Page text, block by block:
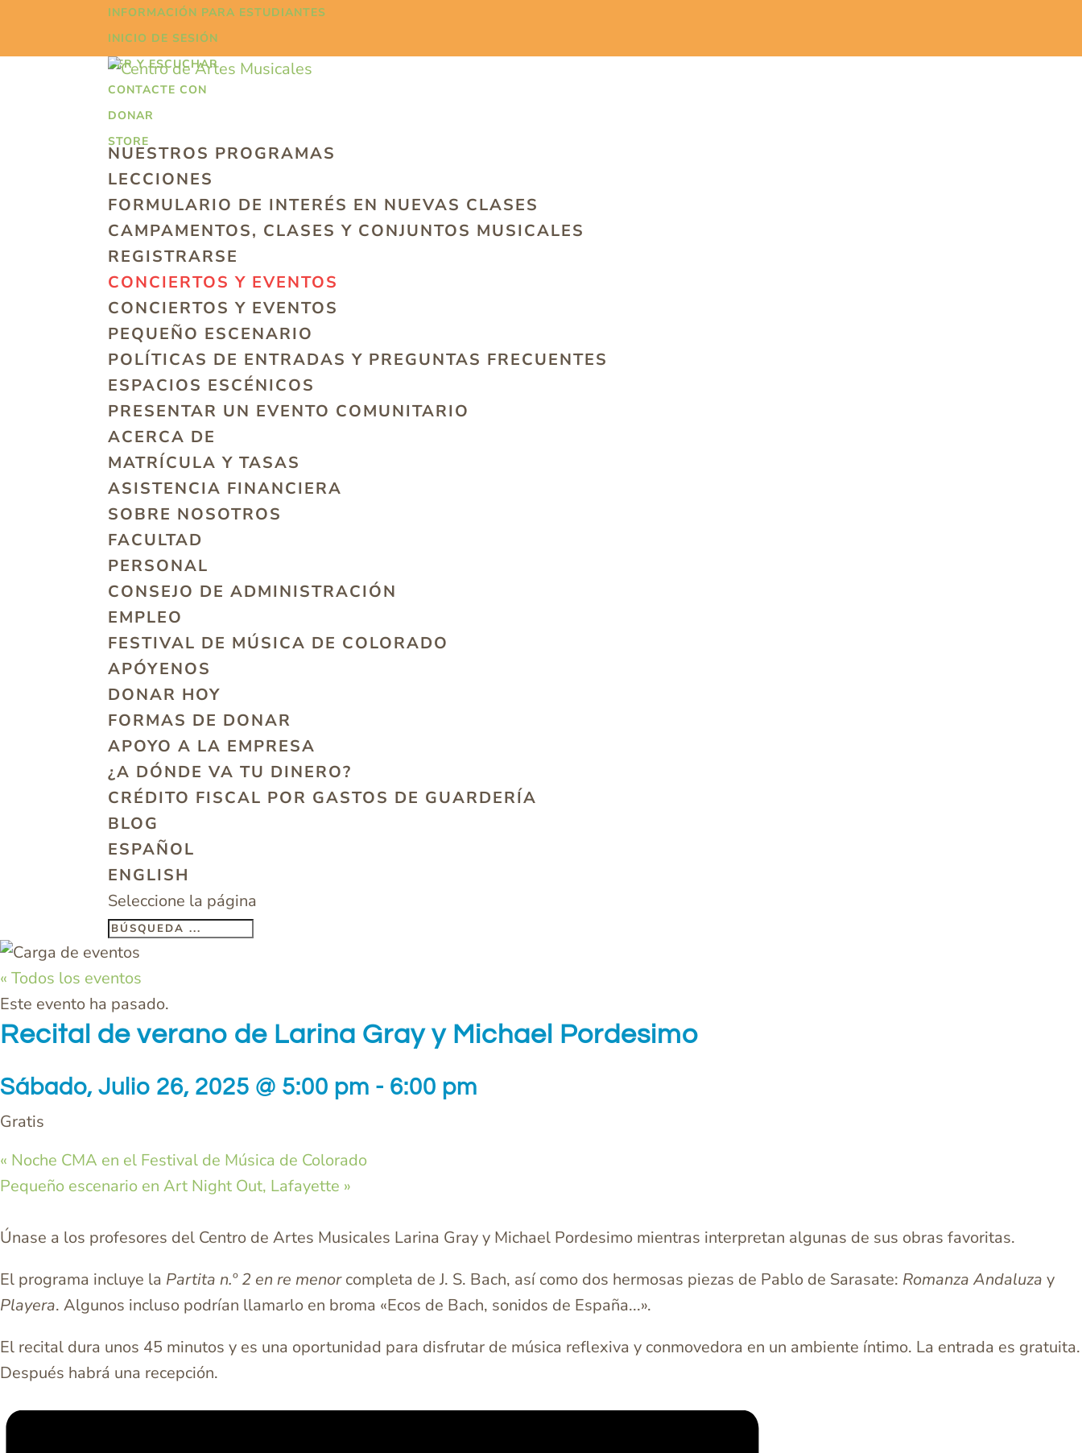
INFORMACIÓN PARA ESTUDIANTES
INICIO DE SESIÓN
VER Y ESCUCHAR
CONTACTE CON
DONAR
STORE
NUESTROS PROGRAMAS
LECCIONES
FORMULARIO DE INTERÉS EN NUEVAS CLASES
CAMPAMENTOS, CLASES Y CONJUNTOS MUSICALES
REGISTRARSE
CONCIERTOS Y EVENTOS
CONCIERTOS Y EVENTOS
PEQUEÑO ESCENARIO
POLÍTICAS DE ENTRADAS Y PREGUNTAS FRECUENTES
ESPACIOS ESCÉNICOS
PRESENTAR UN EVENTO COMUNITARIO
ACERCA DE
MATRÍCULA Y TASAS
ASISTENCIA FINANCIERA
SOBRE NOSOTROS
FACULTAD
PERSONAL
CONSEJO DE ADMINISTRACIÓN
EMPLEO
FESTIVAL DE MÚSICA DE COLORADO
APÓYENOS
DONAR HOY
FORMAS DE DONAR
APOYO A LA EMPRESA
¿A DÓNDE VA TU DINERO?
CRÉDITO FISCAL POR GASTOS DE GUARDERÍA
BLOG
ESPAÑOL
ENGLISH
Seleccione la página
« Todos los eventos
Este evento ha pasado.
Recital de verano de Larina Gray y Michael Pordesimo
Sábado, Julio 26, 2025 @ 5:00 pm - 6:00 pm
Gratis
« Noche CMA en el Festival de Música de Colorado
Pequeño escenario en Art Night Out, Lafayette »
Únase a los profesores del Centro de Artes Musicales Larina Gray y Michael Pordesimo mientras interpretan algunas de sus obras favoritas.
El programa incluye la Partita n.º 2 en re menorcompleta de J. S. Bach, así como dos hermosas piezas de Pablo de Sarasate: Romanza Andaluza y
Playera. Algunos incluso podrían llamarlo en broma «Ecos de Bach, sonidos de España...».
El recital dura unos 45 minutos y es una oportunidad para disfrutar de música reflexiva y conmovedora en un ambiente íntimo. La entrada es gratuita.
Después habrá una recepción.